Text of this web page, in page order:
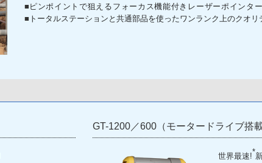
■ ピンポイントで狙えるフォーカス機能付きレーザーポインター
■ トータルステーションと共通部品を使ったワンランク上のクオリ
GT-1200／600（モータードライブ搭載
世界最速!*